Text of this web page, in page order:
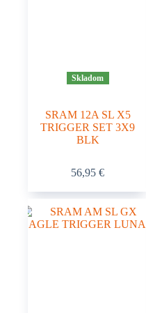
Skladom
SRAM 12A SL X5
TRIGGER SET 3X9
BLK
56,95€